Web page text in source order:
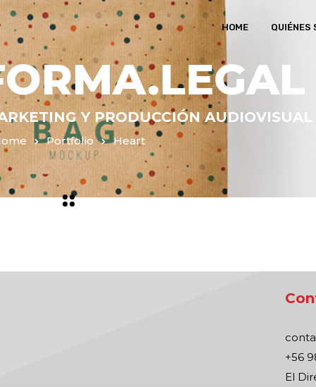
HOME QUIÉNES
Y PRODUCCIÓN AUDIOVISUAL
Portfolio Heart
+56
El